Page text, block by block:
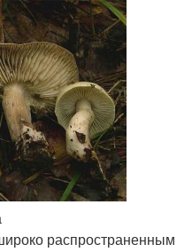
распространенным